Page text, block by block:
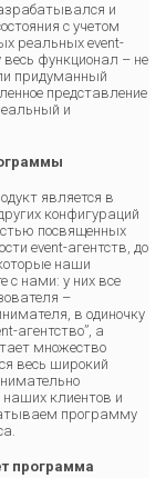
и
с учетом
реальных event-
весь функционал – не
придуманный
представление
и
является в
конфигураций
посвященных
event-агентств, до
наши
с нами: у них все
–
в одиночку
агентство”, а
множество
весь широкий
клиентов и
программу
программа